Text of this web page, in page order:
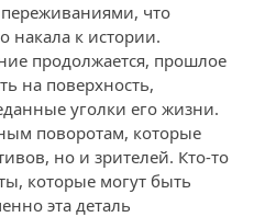
что
накала к истории.
продолжается, прошлое
на поверхность,
уголки его жизни.
поворотам, которые
но и зрителей. Кто-то
которые могут быть
эта деталь